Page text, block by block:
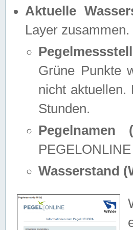
Aktuelle
Layer zusammen.
Grüne Punkte
nicht aktuellen.
Stunden.
Pegelnamen
PEGELONLINE
Wasserstand